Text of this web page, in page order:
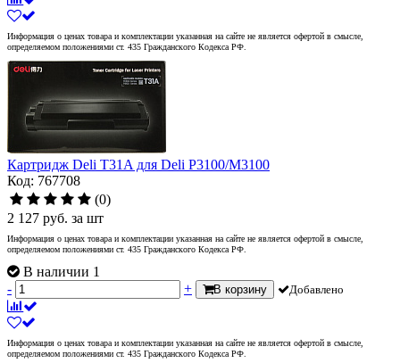
Информация о ценах товара и комплектации указанная на сайте не является офертой в смысле,
определяемом положениями ст. 435 Гражданского Кодекса РФ.
Картридж Deli T31A для Deli P3100/M3100
Код: 767708
(0)
2 127 руб. за шт
Информация о ценах товара и комплектации указанная на сайте не является офертой в смысле,
определяемом положениями ст. 435 Гражданского Кодекса РФ.
В наличии 1
-
+ В корзину Добавлено
Информация о ценах товара и комплектации указанная на сайте не является офертой в смысле,
определяемом положениями ст. 435 Гражданского Кодекса РФ.